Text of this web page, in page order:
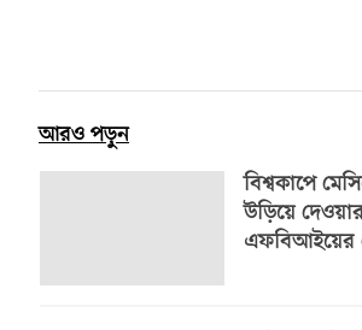
আরও পড়ুন
বিশ্বকাপে
উড়িয়ে
এফবিআইয়ের